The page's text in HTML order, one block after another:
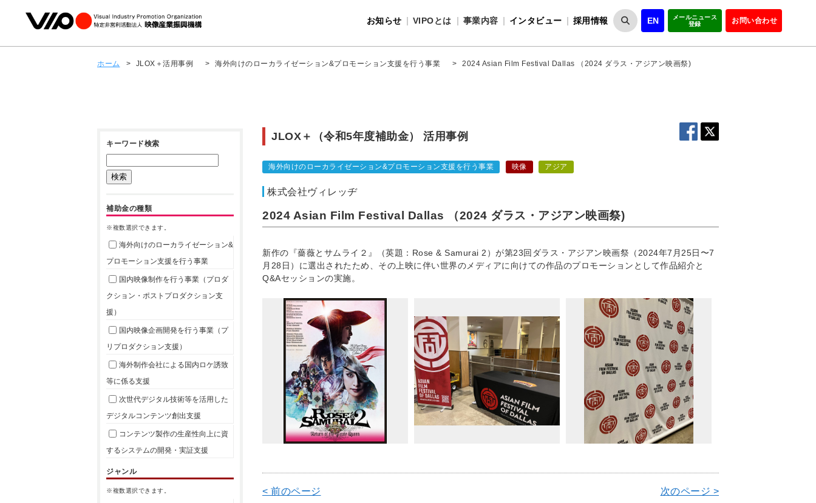
お知らせ VIPOとは
VIPOとは
事業内容
インタビュー 採用情報 EN
メールニュース
登録
お問い合わせ
ホーム > JLOX＋活用事例 > 海外向けのローカライゼーション&プロモーション支援を行う事業 > 2024 Asian Film Festival Dallas （2024 ダラス・アジアン映画祭)
JLOX＋（令和5年度補助金） 活用事例
海外向けのローカライゼーション&プロモーション支援を行う事業 映像 アジア
株式会社ヴィレッヂ
2024 Asian Film Festival Dallas （2024 ダラス・アジアン映画祭)
新作の『薔薇とサムライ２』（英題：Rose & Samurai 2）が第23回ダラス・アジアン映画祭（2024年7月25日〜7
月28日）に選出されたため、その上映に伴い世界のメディアに向けての作品のプロモーションとして作品紹介と
Q&Aセッションの実施。
< 前のページ 次のページ >
キーワード検索
補助金の種類
※複数選択できます。
海外向けのローカライゼーション&
プロモーション支援を行う事業
国内映像制作を行う事業（プロダ
クション・ポストプロダクション支
援）
国内映像企画開発を行う事業（プ
リプロダクション支援）
海外制作会社による国内ロケ誘致
等に係る支援
次世代デジタル技術等を活用した
デジタルコンテンツ創出支援
コンテンツ製作の生産性向上に資
するシステムの開発・実証支援
ジャンル
※複数選択できます。